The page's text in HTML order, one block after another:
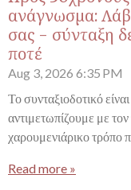
ανάγνωσμα:
σας - σύνταξη
ποτέ
Aug 3, 2026 6:35 PM
Το συνταξιοδοτικό
αντιμετωπίζουμε με
χαρουμενιάρικο τρόπο
Read more »